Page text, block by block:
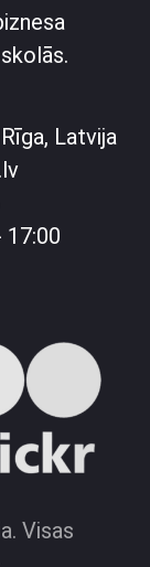
Latvija
17:00
Visas